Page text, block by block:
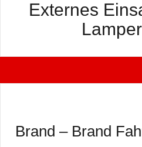
Externes
Brand – Brand